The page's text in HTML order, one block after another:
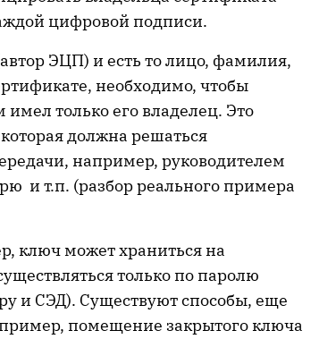
цифровой подписи.
ЭЦП) и есть то лицо, фамилия,
необходимо, чтобы
только его владелец. Это
должна решаться
например, руководителем
и т.п. (разбор реального примера
ключ может храниться на
только по паролю
и СЭД). Существуют способы, еще
помещение закрытого ключа